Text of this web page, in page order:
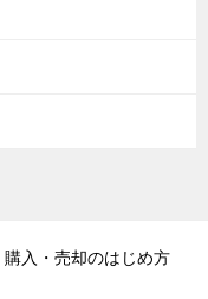
入・売却のはじめ方